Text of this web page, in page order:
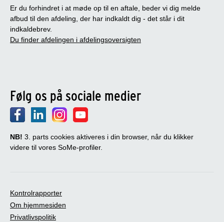
Er du forhindret i at møde op til en aftale, beder vi dig melde
afbud til den afdeling, der har indkaldt dig - det står i dit
indkaldebrev.
Du finder afdelingen i afdelingsoversigten
Følg os på sociale medier
NB! 3. parts cookies aktiveres i din browser, når du klikker
videre til vores SoMe-profiler.
Kontrolrapporter
Om hjemmesiden
Privatlivspolitik